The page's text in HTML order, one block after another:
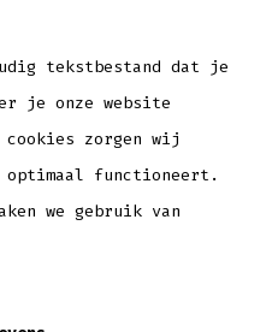
tekstbestand dat je
je onze website
cookies zorgen wij
optimaal functioneert.
we gebruik van